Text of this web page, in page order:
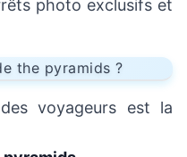
photo exclusifs et
the pyramids ?
voyageurs est la